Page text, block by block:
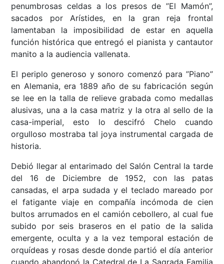
penumbrosas celdas a los presos de ”El Mamón”,
sacados por Arístides, en la gran reja frontal
lamentaban la imposibilidad de estar en aquella
función histórica que entregó el pianista y cantautor
manito a la audiencia vallenata.
El periplo generoso y sonoro comenzó para ”Piano”
en Alemania, era 1889 año de su fabricación según
se lee en la talla de relieve grabada como medallas
alusivas, una a la casa matriz y la otra al sello de la
casa-imperial, esto lo descifró Chelo cuando
orgulloso mostraba tal joya instrumental cargada de
historia.
Debió llegar al entarimado del Salón Central la tarde
del 16 de Diciembre de 1952, con las patas
cansadas, el arpa sudada y el teclado mareado por
el fatigante viaje en compañía incómoda de cien
bultos arrumados en el camión cebollero, al cual fue
subido por seis braseros en el patio de la salida
emergente, oculta y a la vez temporal estación de
orquídeas y rosas desde donde partió el día anterior